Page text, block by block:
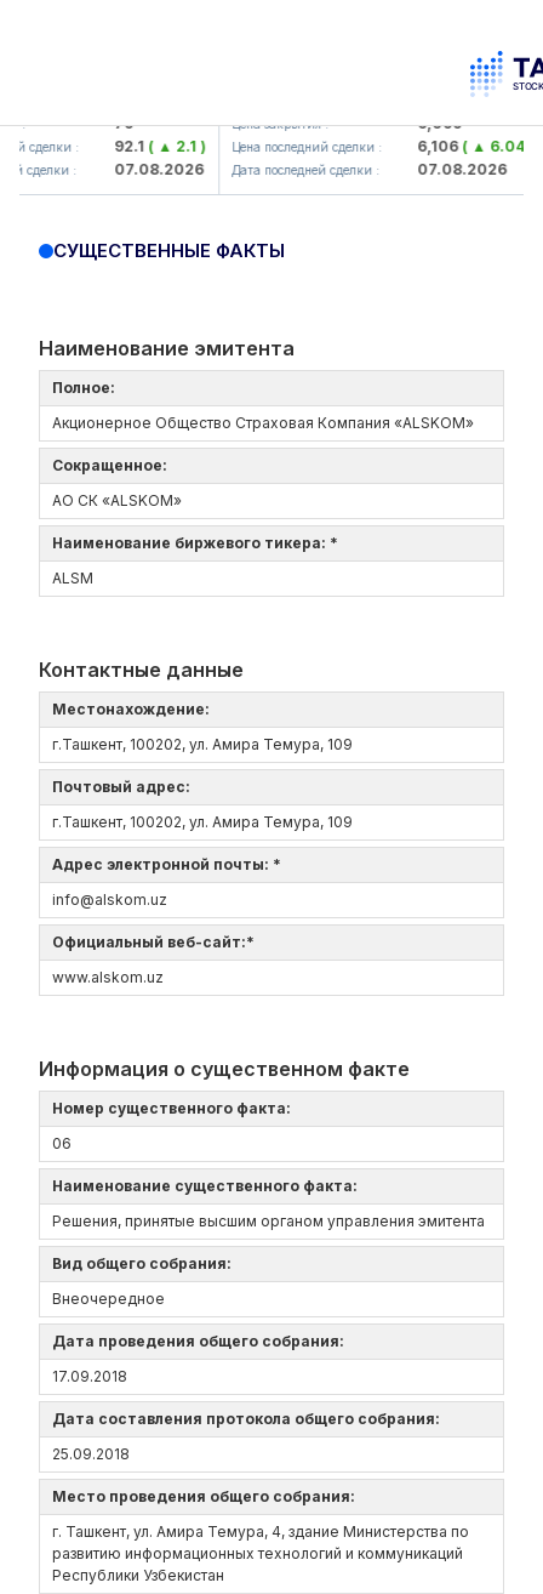
: 79
сделки : 92.1( ▲ 2.1 )
сделки : 07.08.2026
Цена закрытия : 6,099
Цена последний сделки : 6,106( ▲ 6.04 )
Дата последней сделки : 07.08.2026
СУЩЕСТВЕННЫЕ ФАКТЫ
Наименование эмитента
Полное:
Акционерное Общество Страховая Компания «ALSKOM»
Сокращенное:
АО СК «ALSKOM»
Наименование биржевого тикера: *
ALSM
Контактные данные
Местонахождение:
г.Ташкент, 100202, ул. Амира Темура, 109
Почтовый адрес:
г.Ташкент, 100202, ул. Амира Темура, 109
Адрес электронной почты: *
info@alskom.uz
Официальный веб-сайт:*
www.alskom.uz
Информация о существенном факте
Номер существенного факта:
06
Наименование существенного факта:
Решения, принятые высшим органом управления эмитента
Вид общего собрания:
Внеочередное
Дата проведения общего собрания:
17.09.2018
Дата составления протокола общего собрания:
25.09.2018
Место проведения общего собрания:
г. Ташкент, ул. Амира Темура, 4, здание Министерства по
развитию информационных технологий и коммуникаций
Республики Узбекистан